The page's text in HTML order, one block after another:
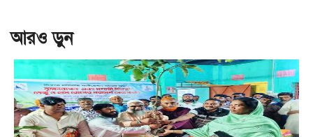
আরও ড়ুন